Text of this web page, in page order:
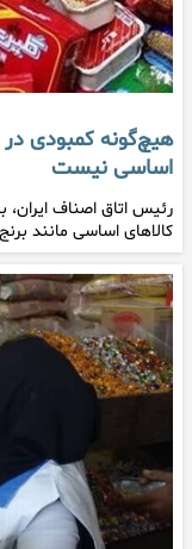
هیچ‌گونه کمبودی در
اساسی نیست
کالاهای اساسی مانند